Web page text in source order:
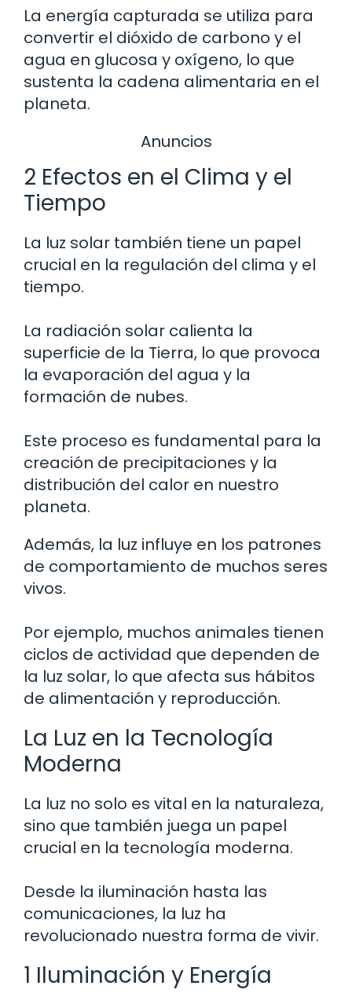
La energía capturada se utiliza para
convertir el dióxido de carbono y el
agua en glucosa y oxígeno, lo que
sustenta la cadena alimentaria en el
planeta.
Anuncios
2 Efectos en el Clima y el
Tiempo
La luz solar también tiene un papel
crucial en la regulación del clima y el
tiempo.
La radiación solar calienta la
superficie de la Tierra, lo que provoca
la evaporación del agua y la
formación de nubes.
Este proceso es fundamental para la
creación de precipitaciones y la
distribución del calor en nuestro
planeta.
Además, la luz influye en los patrones
de comportamiento de muchos seres
vivos.
Por ejemplo, muchos animales tienen
ciclos de actividad que dependen de
la luz solar, lo que afecta sus hábitos
de alimentación y reproducción.
La Luz en la Tecnología
Moderna
La luz no solo es vital en la naturaleza,
sino que también juega un papel
crucial en la tecnología moderna.
Desde la iluminación hasta las
comunicaciones, la luz ha
revolucionado nuestra forma de vivir.
1 Iluminación y Energía